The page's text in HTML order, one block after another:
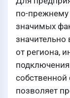
по-прежнему
значимых
значительно
от региона,
собственной
позволяет